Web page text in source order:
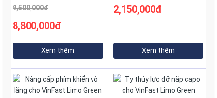
giúp người dùng dễ dàng tháo ra để vệ sinh hoặc
chuyển đổi mục đích sử dụng như chứa đồ uống, đồ
dùng nhanh hoặc hàng nhỏ.
Ngoài ra, kiểu dáng này còn giúp tối ưu hóa không gian
khi không cần dùng đến, giảm tải trọng và tăng tính linh
hoạt cho toàn bộ hệ thống lưu trữ của xe. Mặc dù vậy,
cần chú ý đến chất lượng cốp để đảm bảo độ bền và an
toàn trong quá trình sử dụng lâu dài.
8,800,000đ
9,500,000đ
Xem thêm
2,150,000đ
Xem thêm